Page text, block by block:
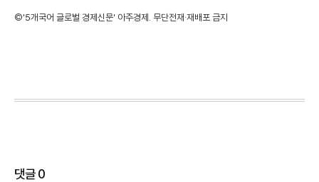
©'5개국어 글로벌 경제신문' 아주경제. 무단전재·재배포 금지
댓글0